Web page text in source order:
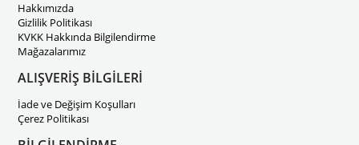
Hakkımızda
Gizlilik Politikası
KVKK Hakkında Bilgilendirme
Mağazalarımız
ALIŞVERİŞ BİLGİLERİ
İade ve Değişim Koşulları
Çerez Politikası